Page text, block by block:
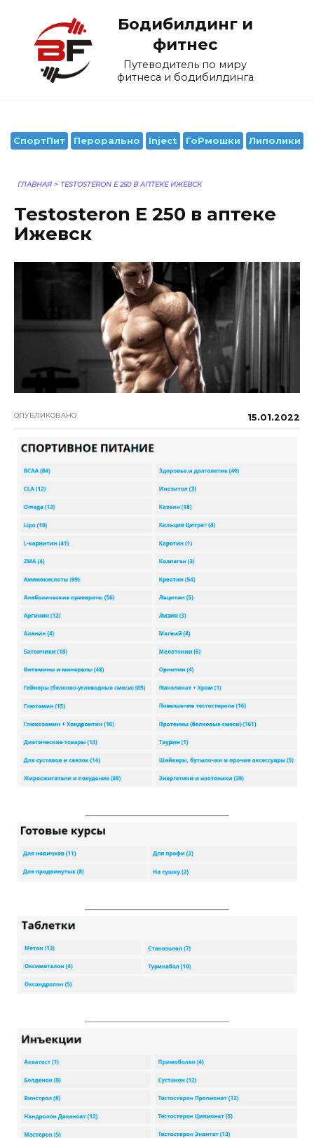
содержанию
Бодибилдинг и
фитнес
Путеводитель по миру
фитнеса и бодибилдинга
СпортПит Перорально Inject ГоРмошки Липолики
ГЛАВНАЯ > TESTOSTERON E 250 В АПТЕКЕ ИЖЕВСК
Testosteron E 250 в аптеке
Ижевск
ОПУБЛИКОВАНО 15.01.2022